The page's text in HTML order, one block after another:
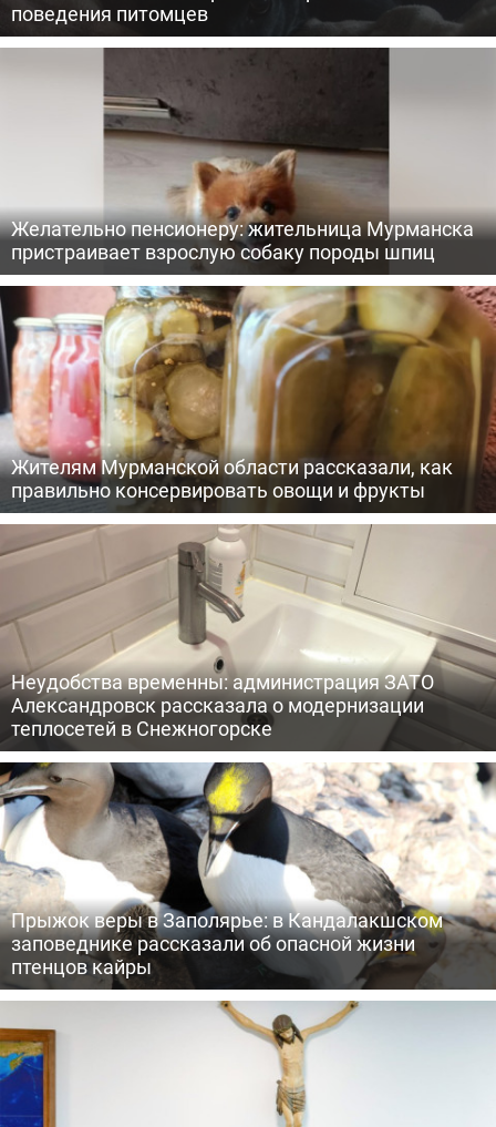
поведения питомцев
Желательно пенсионеру: жительница Мурманска
пристраивает взрослую собаку породы шпиц
Жителям Мурманской области рассказали, как
правильно консервировать овощи и фрукты
Неудобства временны: администрация ЗАТО
Александровск рассказала о модернизации
теплосетей в Снежногорске
Прыжок веры в Заполярье: в Кандалакшском
заповеднике рассказали об опасной жизни
птенцов кайры